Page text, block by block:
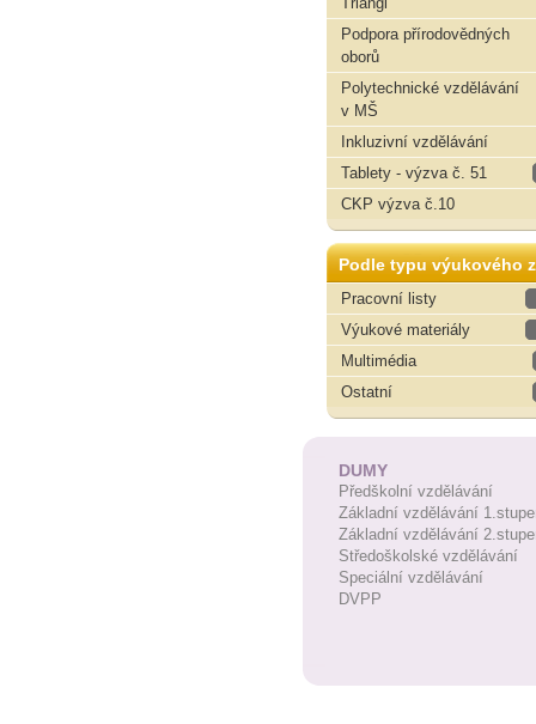
Podpora přírodovědných
oborů
Polytechnické vzdělávání
v MŠ
Inkluzivní vzdělávání
Tablety - výzva č. 51
CKP výzva č.10
Podle typu výukového
Pracovní listy
Výukové materiály
Multimédia
Ostatní
DUMY
Předškolní vzdělávání
Základní vzdělávání
Základní vzdělávání
Středoškolské vzdělávání
Speciální vzdělávání
DVPP